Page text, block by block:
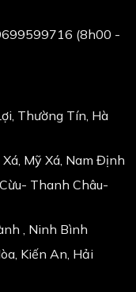
(8h00 -
Thường Tín, Hà
Mỹ Xá, Nam Định
Thanh Châu-
, Ninh Bình
Kiến An, Hải